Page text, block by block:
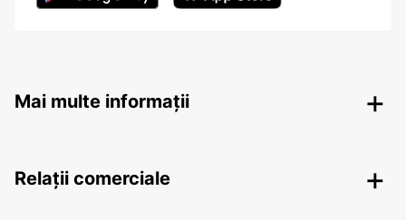
Mai multe informații
Relații comerciale